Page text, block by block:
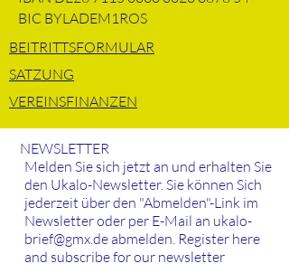
BIC BYLADEM1ROS
BEITRITTSFORMULAR
SATZUNG
VEREINSFINANZEN
NEWSLETTER
Melden Sie sich jetzt an und erhalten Sie
den Ukalo-Newsletter. Sie können Sich
jederzeit über den "Abmelden"-Link im
Newsletter oder per E-Mail an ukalo-
brief@gmx.de abmelden. Register here
and subscribe for our newsletter